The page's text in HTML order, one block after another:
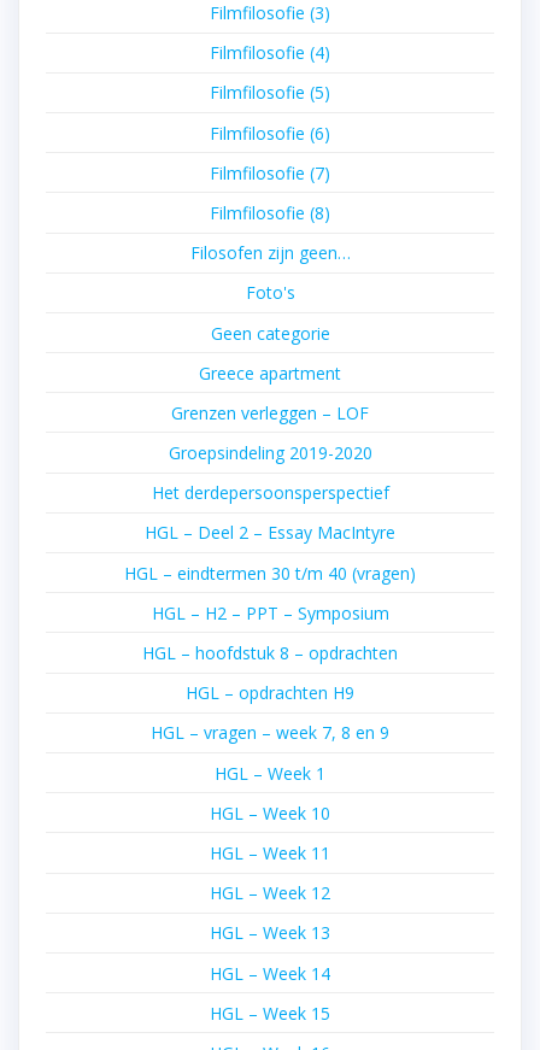
Filmfilosofie (3)
Filmfilosofie (4)
Filmfilosofie (5)
Filmfilosofie (6)
Filmfilosofie (7)
Filmfilosofie (8)
Filosofen zijn geen…
Foto's
Geen categorie
Greece apartment
Grenzen verleggen – LOF
Groepsindeling 2019-2020
Het derdepersoonsperspectief
HGL – Deel 2 – Essay MacIntyre
HGL – eindtermen 30 t/m 40 (vragen)
HGL – H2 – PPT – Symposium
HGL – hoofdstuk 8 – opdrachten
HGL – opdrachten H9
HGL – vragen – week 7, 8 en 9
HGL – Week 1
HGL – Week 10
HGL – Week 11
HGL – Week 12
HGL – Week 13
HGL – Week 14
HGL – Week 15